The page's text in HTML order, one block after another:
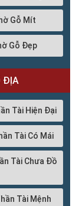
Gỗ Mít
Gỗ Đẹp
ĐỊA
Tài Hiện Đại
Tài Có Mái
Tài Chưa Đồ
Tài Mệnh